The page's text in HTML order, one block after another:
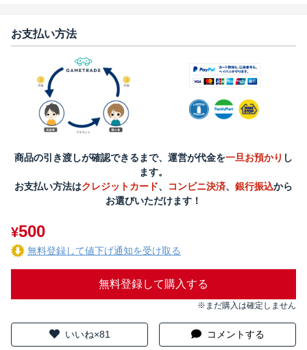
お支払い方法
商品の引き渡しが確認できるまで、運営が代金を一旦お預かり し
ます。
お支払い方法はクレジットカード、 コンビニ決済、 銀行振込から
お選びいただけます！
¥500
無料登録して値下げ通知を受け取る
無料登録して購入する
※まだ購入は確定しません
いいね×81 コメントする